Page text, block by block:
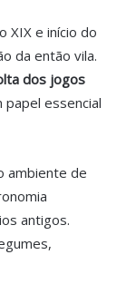
XIX e início do
da então vila.
dos jogos
essencial
ambiente de
antigos.